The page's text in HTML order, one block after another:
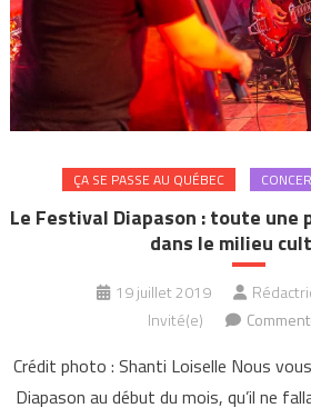
ÇA SE PASSE AU QUÉBEC
Le Festival Diapason : toute une
dans le milieu
19 juillet 2019
Invité(e)
Crédit photo : Shanti Loiselle Nous
Diapason au début du mois, qu’il ne